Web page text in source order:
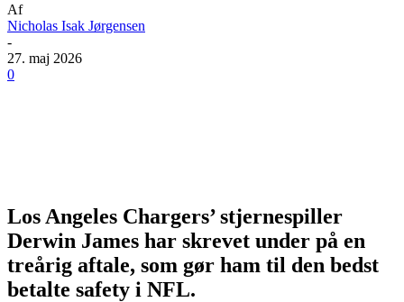
Af
Nicholas Isak Jørgensen
-
27. maj 2026
0
Los Angeles Chargers’ stjernespiller
Derwin James har skrevet under på en
treårig aftale, som gør ham til den bedst
betalte safety i NFL.